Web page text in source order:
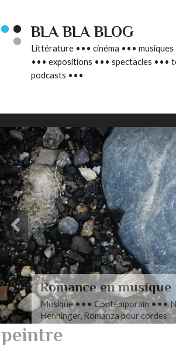
BLA BLA BLOG
Littérature ••• cinéma •••
••• expositions ••• spectacles •••
podcasts •••
Romance en musique
Musique ••• Contemporain •••
Henninger, Romanza pour cordes
peintre